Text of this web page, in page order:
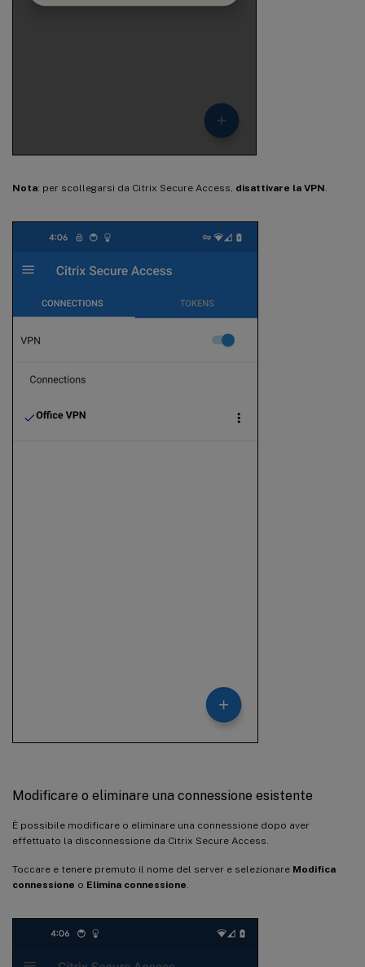
Nota: per scollegarsi da Citrix Secure Access, disattivare la VPN
Modificare o eliminare una connessione esistente
È possibile modificare o eliminare una connessione dopo aver
effettuato la disconnessione da Citrix Secure Access.
Toccare e tenere premuto il nome del server e selezionare Modifica
connessione o Elimina connessione